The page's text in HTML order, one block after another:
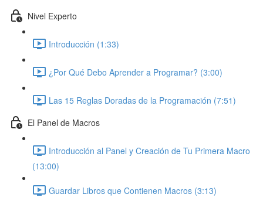
Nivel Experto
Introducción (1:33)
¿Por Qué Debo Aprender a Programar? (3:00)
Las 15 Reglas Doradas de la Programación (7:51)
El Panel de Macros
Introducción al Panel y Creación de Tu Primera Macro
(13:00)
Guardar Libros que Contienen Macros (3:13)